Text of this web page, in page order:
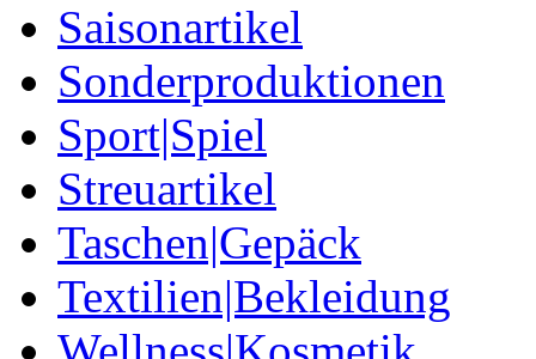
Saisonartikel
Sonderproduktionen
Sport|Spiel
Streuartikel
Taschen|Gepäck
Textilien|Bekleidung